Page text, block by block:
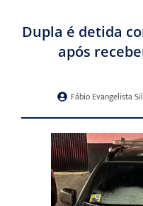
Dupla é detida
após
Fábio Evangelista